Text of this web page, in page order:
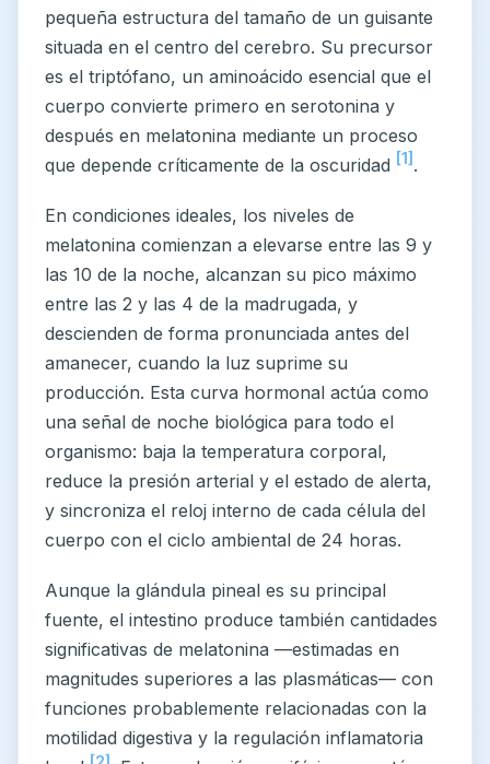
pequeña estructura del tamaño de un guisante
situada en el centro del cerebro. Su precursor
es el triptófano, un aminoácido esencial que el
cuerpo convierte primero en serotonina y
después en melatonina mediante un proceso
que depende críticamente de la oscuridad [1] .
En condiciones ideales, los niveles de
melatonina comienzan a elevarse entre las 9 y
las 10 de la noche, alcanzan su pico máximo
entre las 2 y las 4 de la madrugada, y
descienden de forma pronunciada antes del
amanecer, cuando la luz suprime su
producción. Esta curva hormonal actúa como
una señal de noche biológica para todo el
organismo: baja la temperatura corporal,
reduce la presión arterial y el estado de alerta,
y sincroniza el reloj interno de cada célula del
cuerpo con el ciclo ambiental de 24 horas.
Aunque la glándula pineal es su principal
fuente, el intestino produce también cantidades
significativas de melatonina —estimadas en
magnitudes superiores a las plasmáticas— con
funciones probablemente relacionadas con la
motilidad digestiva y la regulación inflamatoria